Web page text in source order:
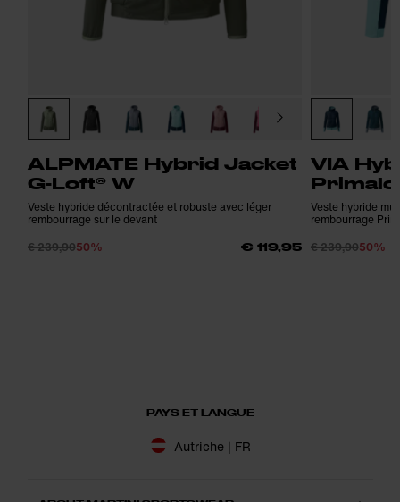
ALPMATE Hybrid Jacket
G-Loft® W
Veste hybride décontractée et robuste avec léger
rembourrage sur le devant
€ 239,9050% € 119,95
VIA
Veste hybride
rembourrage
€ 239,9050%
PAYS ET LANGUE
Autriche | FR